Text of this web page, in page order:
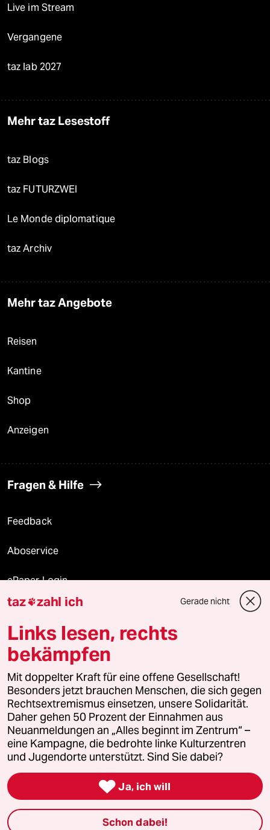
Live im Stream
Vergangene
taz lab 2027
Mehr taz Lesestoff
taz Blogs
taz FUTURZWEI
Le Monde diplomatique
taz Archiv
Mehr taz Angebote
Reisen
Kantine
Shop
Anzeigen
Fragen & Hilfe
Feedback
Aboservice
ePaper Login
Downloads für Abonnierende
© 2026 taz Verlags und Vertriebs GmbH
Alle Rechte vorbehalten. Bei rechtlichen Fragen oder für Genehmigungen
wenden Sie sich bitte an lizenzen@taz.de
Feedback Redaktionsstatut Kommune-Richtlinien
Leitlinie Informant Datenschutz Impressum AGB
Seitenwende Einwilligungen widerrufen (Ads)
taz zahl ich Gerade nicht
Links lesen, rechts
bekämpfen
Mit doppelter Kraft für eine offene Gesellschaft!
Besonders jetzt brauchen Menschen, die sich gegen
Rechtsextremismus einsetzen, unsere Solidarität.
Daher gehen 50 Prozent der Einnahmen aus
Neuanmeldungen an „Alles beginnt im Zentrum“ –
eine Kampagne, die bedrohte linke Kulturzentren
und Jugendorte unterstützt. Sind Sie dabei?
 Ja, ich will
Schon dabei!